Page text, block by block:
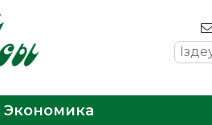
Экономика